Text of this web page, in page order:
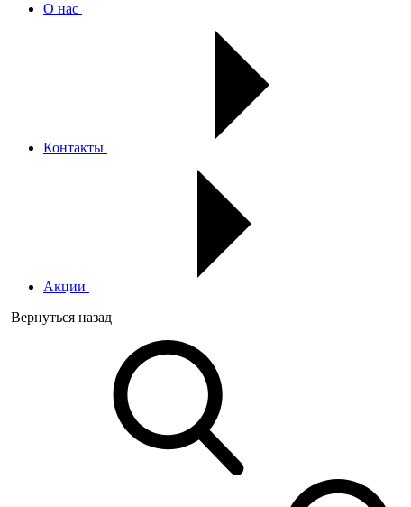
О нас
Контакты
Акции
Вернуться назад